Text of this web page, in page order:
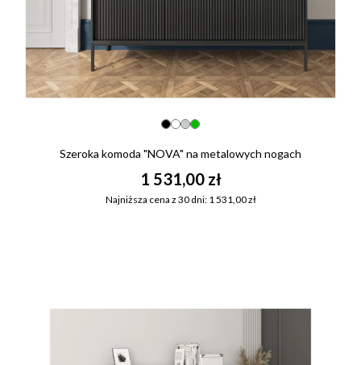
Szeroka komoda "NOVA" na metalowych nogach
1 531,00 zł
Najniższa cena z 30 dni: 1 531,00 zł